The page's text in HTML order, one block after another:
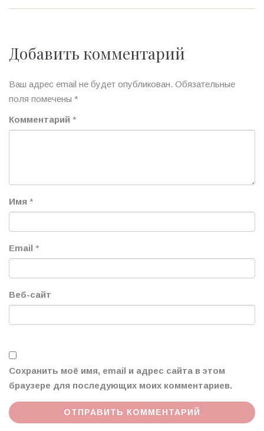
Добавить комментарий
Ваш адрес email не будет опубликован. Обязательные
поля помечены *
Комментарий *
Имя *
Email *
Веб-сайт
Сохранить моё имя, email и адрес сайта в этом
браузере для последующих моих комментариев.